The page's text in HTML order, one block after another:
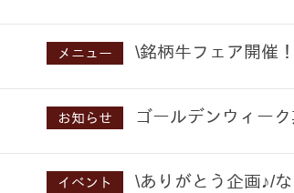
メニュー \銘柄牛フェア開催
お知らせ ゴールデンウィー
イベント \ありがとう企画♪/な